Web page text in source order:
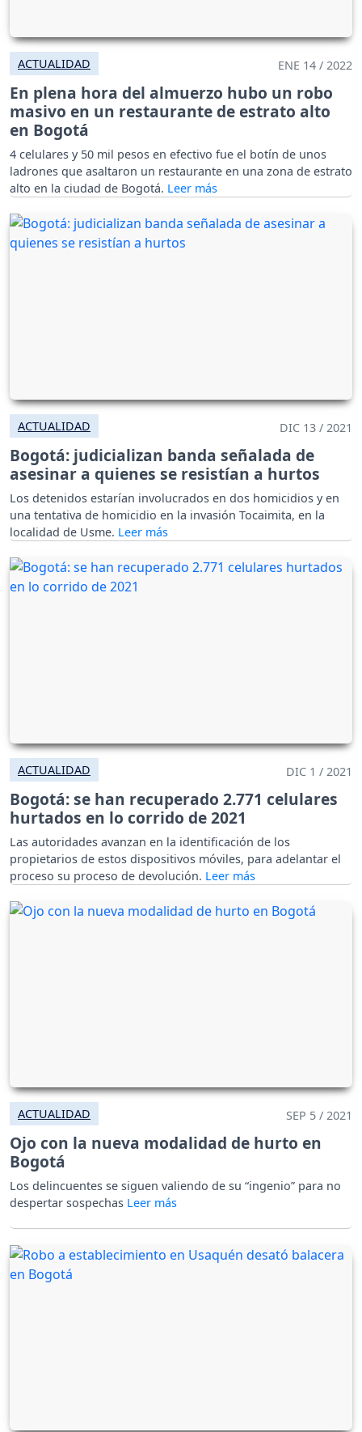
ACTUALIDAD ENE 14 / 2022
En plena hora del almuerzo hubo un robo
masivo en un restaurante de estrato alto
en Bogotá
4 celulares y 50 mil pesos en efectivo fue el botín de unos
ladrones que asaltaron un restaurante en una zona de estrato
alto en la ciudad de Bogotá.
ACTUALIDAD DIC 13 / 2021
Bogotá: judicializan banda señalada de
asesinar a quienes se resistían a hurtos
Los detenidos estarían involucrados en dos homicidios y en
una tentativa de homicidio en la invasión Tocaimita, en la
localidad de Usme.
ACTUALIDAD DIC 1 / 2021
Bogotá: se han recuperado 2.771 celulares
hurtados en lo corrido de 2021
Las autoridades avanzan en la identificación de los
propietarios de estos dispositivos móviles, para adelantar el
proceso su proceso de devolución.
ACTUALIDAD SEP 5 / 2021
Ojo con la nueva modalidad de hurto en
Bogotá
Los delincuentes se siguen valiendo de su “ingenio” para no
despertar sospechas